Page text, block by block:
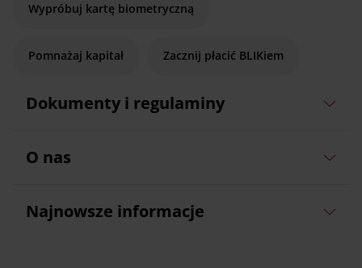
Wypróbuj kartę biometryczną
Pomnażaj kapitał Zacznij płacić BLIKiem
Dokumenty i regulaminy
O nas
Najnowsze informacje